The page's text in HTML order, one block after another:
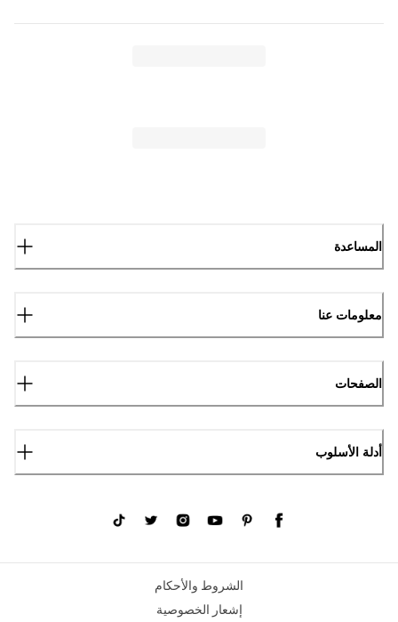
المساعدة
معلومات عنا
الصفحات
أدلة الأسلوب
الشروط والأحكام
إشعار الخصوصية